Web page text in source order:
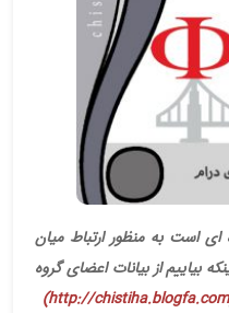
است به منظور ارتباط میان
بیاییم از بیانات اعضای گروه
(http://chistiha.blogfa.com